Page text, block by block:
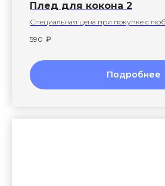
Плед для кокона 2
Специальная цена при покупке с
590 ₽
Подробнее